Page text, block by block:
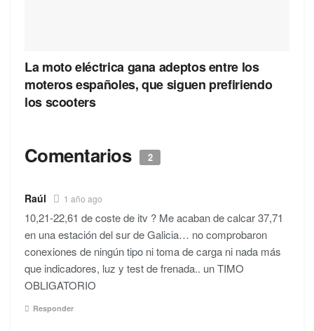
La moto eléctrica gana adeptos entre los
moteros españoles, que siguen prefiriendo
los scooters
Comentarios 2
Raúl 1 año ago
10,21-22,61 de coste de itv ? Me acaban de calcar 37,71
en una estación del sur de Galicia… no comprobaron
conexiones de ningún tipo ni toma de carga ni nada más
que indicadores, luz y test de frenada.. un TIMO
OBLIGATORIO
Responder